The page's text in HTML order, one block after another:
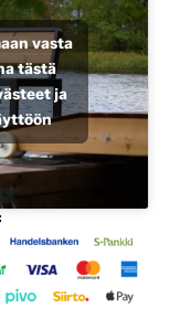
vasta
tästä
ja